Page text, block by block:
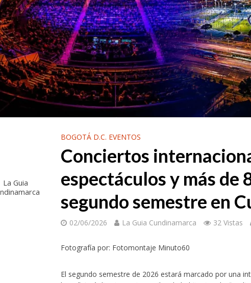
La Guia
BOGOTÁ D.C. EVENTOS
Conciertos
espectáculos y más de
segundo semestre en
02/06/2026 La Guia Cundinamarca 32 Vistas
Fotografía por: Fotomontaje Minuto60
El segundo semestre de 2026 estará marcado por una